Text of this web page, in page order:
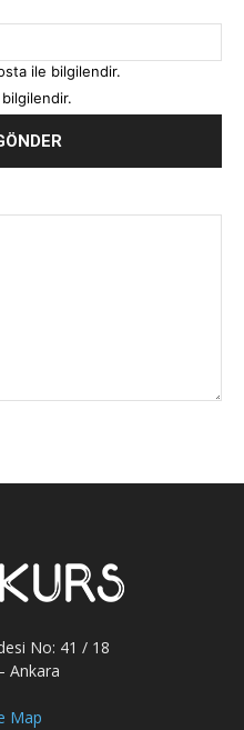
ile bilgilendir.
No: 41 / 18
Ankara
Map